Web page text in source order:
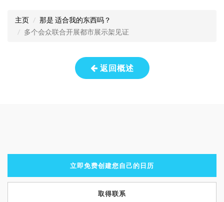
主页
那是 适合我的东西吗？
多个会众联合开展都市展示架见证
返回概述
立即免费创建您自己的日历
取得联系